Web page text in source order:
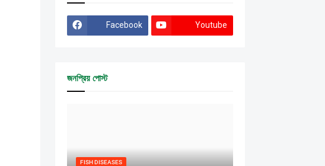
Facebook Youtube
জনপ্রিয় পোস্ট
FISH DISEASES